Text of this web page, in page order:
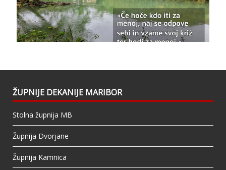
Bazilika Matere Usmiljenja updated their
status.
1 years ago
When this happens, it's usually because the
people, changed who can see it or it's been
deleted.
View on Facebook
ŽUPNIJE DEKANIJE MARIBOR
Stolna župnija MB
Župnija Dvorjane
Župnija Kamnica